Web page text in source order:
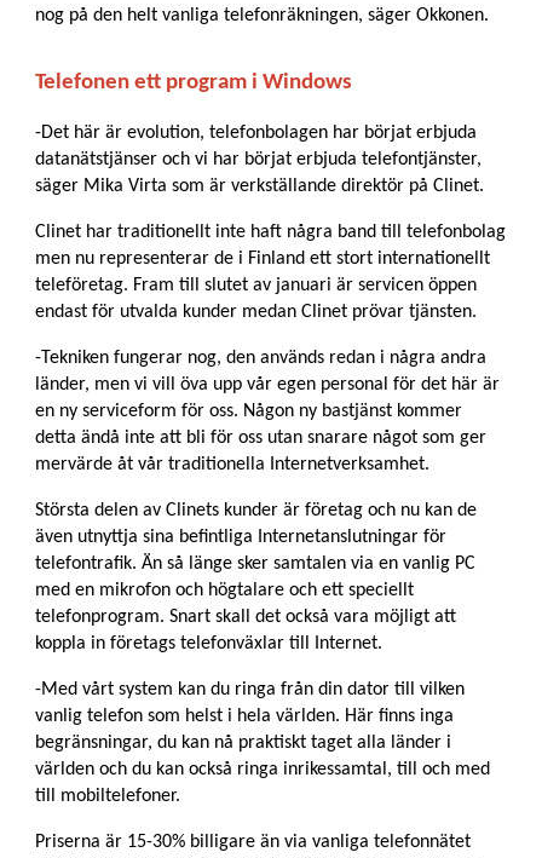
nog på den helt vanliga telefonräkningen, säger Okkonen.
Telefonen ett program i Windows
-Det här är evolution, telefonbolagen har börjat erbjuda
datanätstjänser och vi har börjat erbjuda telefontjänster,
säger Mika Virta som är verkställande direktör på Clinet.
Clinet har traditionellt inte haft några band till telefonbolag
men nu representerar de i Finland ett stort internationellt
teleföretag. Fram till slutet av januari är servicen öppen
endast för utvalda kunder medan Clinet prövar tjänsten.
-Tekniken fungerar nog, den används redan i några andra
länder, men vi vill öva upp vår egen personal för det här är
en ny serviceform för oss. Någon ny bastjänst kommer
detta ändå inte att bli för oss utan snarare något som ger
mervärde åt vår traditionella Internetverksamhet.
Största delen av Clinets kunder är företag och nu kan de
även utnyttja sina befintliga Internetanslutningar för
telefontrafik. Än så länge sker samtalen via en vanlig PC
med en mikrofon och högtalare och ett speciellt
telefonprogram. Snart skall det också vara möjligt att
koppla in företags telefonväxlar till Internet.
-Med vårt system kan du ringa från din dator till vilken
vanlig telefon som helst i hela världen. Här finns inga
begränsningar, du kan nå praktiskt taget alla länder i
världen och du kan också ringa inrikessamtal, till och med
till mobiltelefoner.
Priserna är 15-30% billigare än via vanliga telefonnätet